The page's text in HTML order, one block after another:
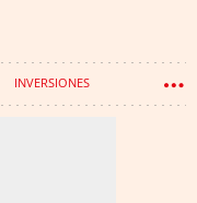
INVERSIONES